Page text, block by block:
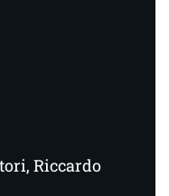
Riccardo